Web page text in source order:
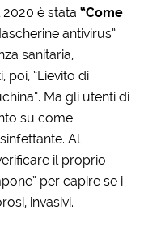
2020 è stata“Come
antivirus”
sanitaria,
poi, “Lievito di
Ma gli utenti di
su come
Al
il proprio
per capire se i
invasivi.